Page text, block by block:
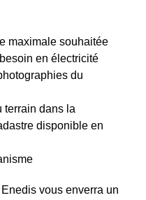
maximale souhaitée
en électricité
du
terrain dans la
disponible en
vous enverra un